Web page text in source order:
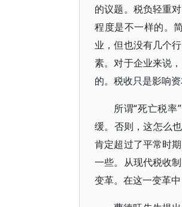
的议题。税负轻重
程度是不一样的。
业，但也没有几个
素。对于企业来说
的。税收只是影响
所谓“死亡税
缓。否则，这怎么
肯定超过了平常时
一些。从现代税收
变革。在这一变革